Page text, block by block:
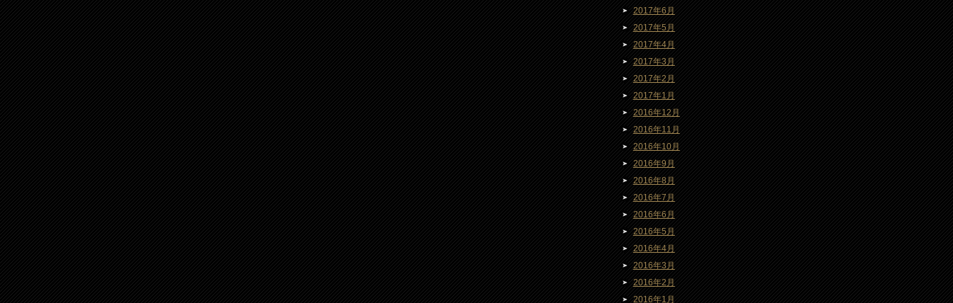
2017年6月
2017年5月
2017年4月
2017年3月
2017年2月
2017年1月
2016年12月
2016年11月
2016年10月
2016年9月
2016年8月
2016年7月
2016年6月
2016年5月
2016年4月
2016年3月
2016年2月
2016年1月